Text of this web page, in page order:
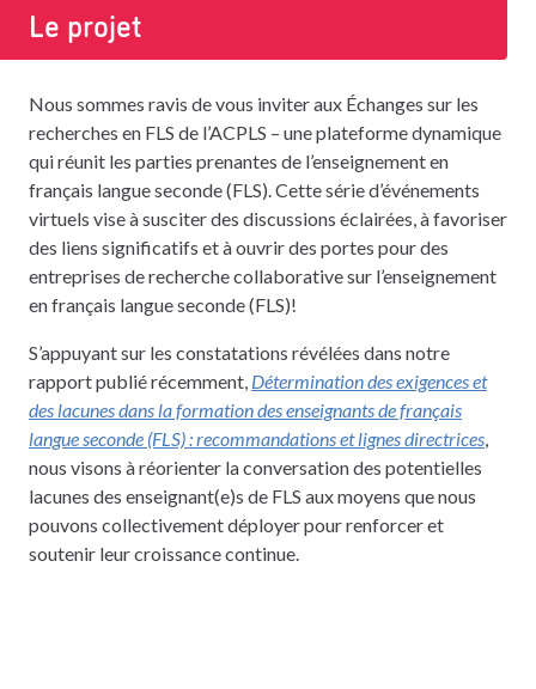
Le projet
Nous sommes ravis de vous inviter aux Échanges sur les
recherches en FLS de l’ACPLS – une plateforme dynamique
qui réunit les parties prenantes de l’enseignement en
français langue seconde (FLS). Cette série d’événements
virtuels vise à susciter des discussions éclairées, à favoriser
des liens significatifs et à ouvrir des portes pour des
entreprises de recherche collaborative sur l’enseignement
en français langue seconde (FLS)!
S’appuyant sur les constatations révélées dans notre
rapport publié récemment, Détermination des exigences et
des lacunes dans la formation des enseignants de français
langue seconde (FLS) : recommandations et lignes directrices,
nous visons à réorienter la conversation des potentielles
lacunes des enseignant(e)s de FLS aux moyens que nous
pouvons collectivement déployer pour renforcer et
soutenir leur croissance continue.